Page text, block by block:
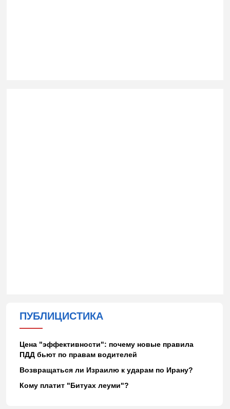
ПУБЛИЦИСТИКА
Цена "эффективности": почему новые правила
ПДД бьют по правам водителей
Возвращаться ли Израилю к ударам по Ирану?
Кому платит "Битуах леуми"?